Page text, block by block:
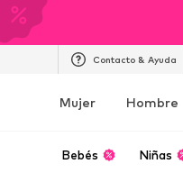
Contacto & Ayuda
Mujer Hombre
Bebés Niñas